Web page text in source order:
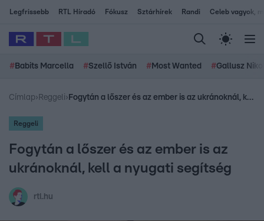
Legfrissebb RTL Híradó Fókusz Sztárhírek Randi Celeb vagyok,
# Babits Marcella #Szellő István # Most Wanted #Gallusz
Címlap› Reggeli› Fogytán a lőszer és az ember is az ukránoknál, kell a nyugati segítség
Reggeli
Fogytán a lőszer és az ember is az
ukránoknál, kell a nyugati segítség
rtl.hu